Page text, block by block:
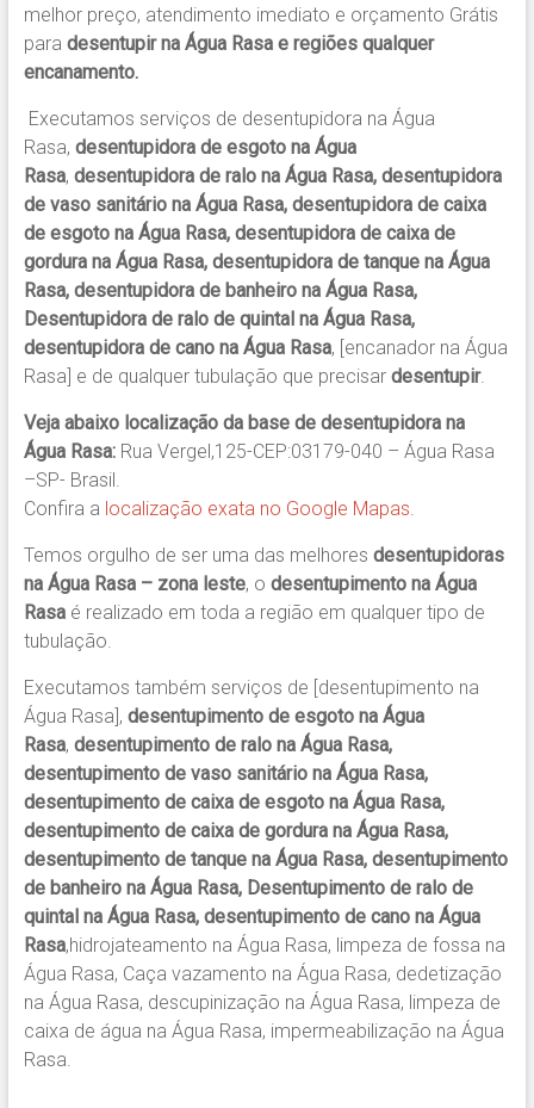
melhor preço, atendimento imediato e orçamento Grátis
para desentupir na Água Rasa e regiões qualquer
encanamento.
Executamos serviços de desentupidora na Água
Rasa, desentupidora de esgoto na Água
Rasa, desentupidora de ralo na Água Rasa, desentupidora
de vaso sanitário na Água Rasa, desentupidora de caixa
de esgoto na Água Rasa, desentupidora de caixa de
gordura na Água Rasa, desentupidora de tanque na Água
Rasa, desentupidora de banheiro na Água Rasa,
Desentupidora de ralo de quintal na Água Rasa,
desentupidora de cano na Água Rasa, [encanador na Água
Rasa] e de qualquer tubulação que precisar desentupir.
Veja abaixo localização da base de desentupidora na
Água Rasa:Rua Vergel,125-CEP:03179-040 – Água Rasa
–SP- Brasil.
Confira a localização exata no Google Mapas.
Temos orgulho de ser uma das melhores desentupidoras
na Água Rasa – zona leste, o desentupimento na Água
Rasaé realizado em toda a região em qualquer tipo de
tubulação.
Executamos também serviços de [desentupimento na
Água Rasa], desentupimento de esgoto na Água
Rasa, desentupimento de ralo na Água Rasa,
desentupimento de vaso sanitário na Água Rasa,
desentupimento de caixa de esgoto na Água Rasa,
desentupimento de caixa de gordura na Água Rasa,
desentupimento de tanque na Água Rasa, desentupimento
de banheiro na Água Rasa, Desentupimento de ralo de
quintal na Água Rasa, desentupimento de cano na Água
Rasa,hidrojateamento na Água Rasa, limpeza de fossa na
Água Rasa, Caça vazamento na Água Rasa, dedetização
na Água Rasa, descupinização na Água Rasa, limpeza de
caixa de água na Água Rasa, impermeabilização na Água
Rasa.